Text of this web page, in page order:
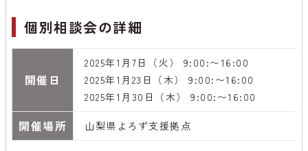
個別相談会の詳細
開催日
2025年1月7日（火） 9:00:〜16:00
2025年1月23日（木） 9:00:〜16:00
2025年1月30日（木） 9:00:〜16:00
開催場所 山梨県よろず支援拠点